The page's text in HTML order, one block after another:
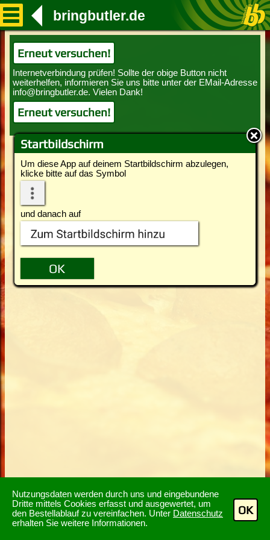
Nutzungsdaten werden durch uns und eingebundene
Dritte mittels Cookies erfasst und ausgewertet, um
den Bestellablauf zu vereinfachen. Unter Datenschutz
erhalten Sie weitere Informationen.
OK
Startbildschirm
Um diese App auf deinem Startbildschirm abzulegen,
klicke bitte auf das Symbol
und danach auf
bringbutler.de
Erneut versuchen!
Erneut versuchen!